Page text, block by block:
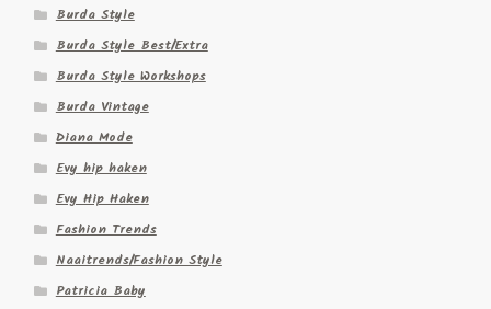
Burda Style
Burda Style Best/Extra
Burda Style Workshops
Burda Vintage
Diana Mode
Evy hip haken
Evy Hip Haken
Fashion Trends
Naaitrends/Fashion Style
Patricia Baby